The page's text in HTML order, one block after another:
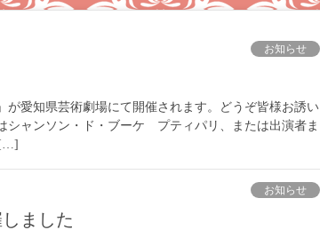
お知らせ
が愛知県芸術劇場にて開催されます。どうぞ皆様お誘い
シャンソン・ド・ブーケ プティパリ、または出演者ま
お知らせ
しました